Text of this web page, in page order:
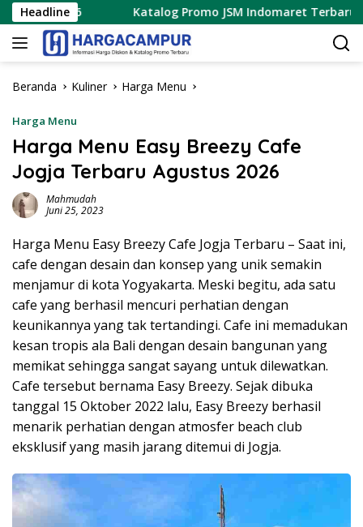
Langsung
ke
konten
HeadlineKatalog Promo JSM Indomaret Terbaru 7 – 9
Beranda Kuliner Harga Menu
Harga Menu
Harga Menu Easy Breezy Cafe
Jogja Terbaru Agustus 2026
Mahmudah
Juni 25, 2023
Harga Menu Easy Breezy Cafe Jogja Terbaru – Saat ini,
cafe dengan desain dan konsep yang unik semakin
menjamur di kota Yogyakarta. Meski begitu, ada satu
cafe yang berhasil mencuri perhatian dengan
keunikannya yang tak tertandingi. Cafe ini memadukan
kesan tropis ala Bali dengan desain bangunan yang
memikat sehingga sangat sayang untuk dilewatkan.
Cafe tersebut bernama Easy Breezy. Sejak dibuka
tanggal 15 Oktober 2022 lalu, Easy Breezy berhasil
menarik perhatian dengan atmosfer beach club
eksklusif yang masih jarang ditemui di Jogja.